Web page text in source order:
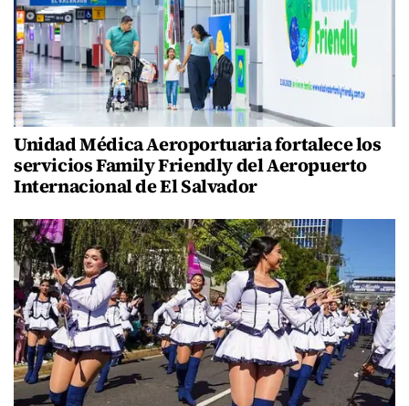
Unidad Médica Aeroportuaria fortalece los
servicios Family Friendly del Aeropuerto
Internacional de El Salvador